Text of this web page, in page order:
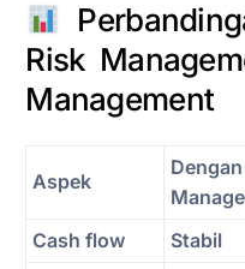
Risk
Management
Aspek
Cash flow
Stabil